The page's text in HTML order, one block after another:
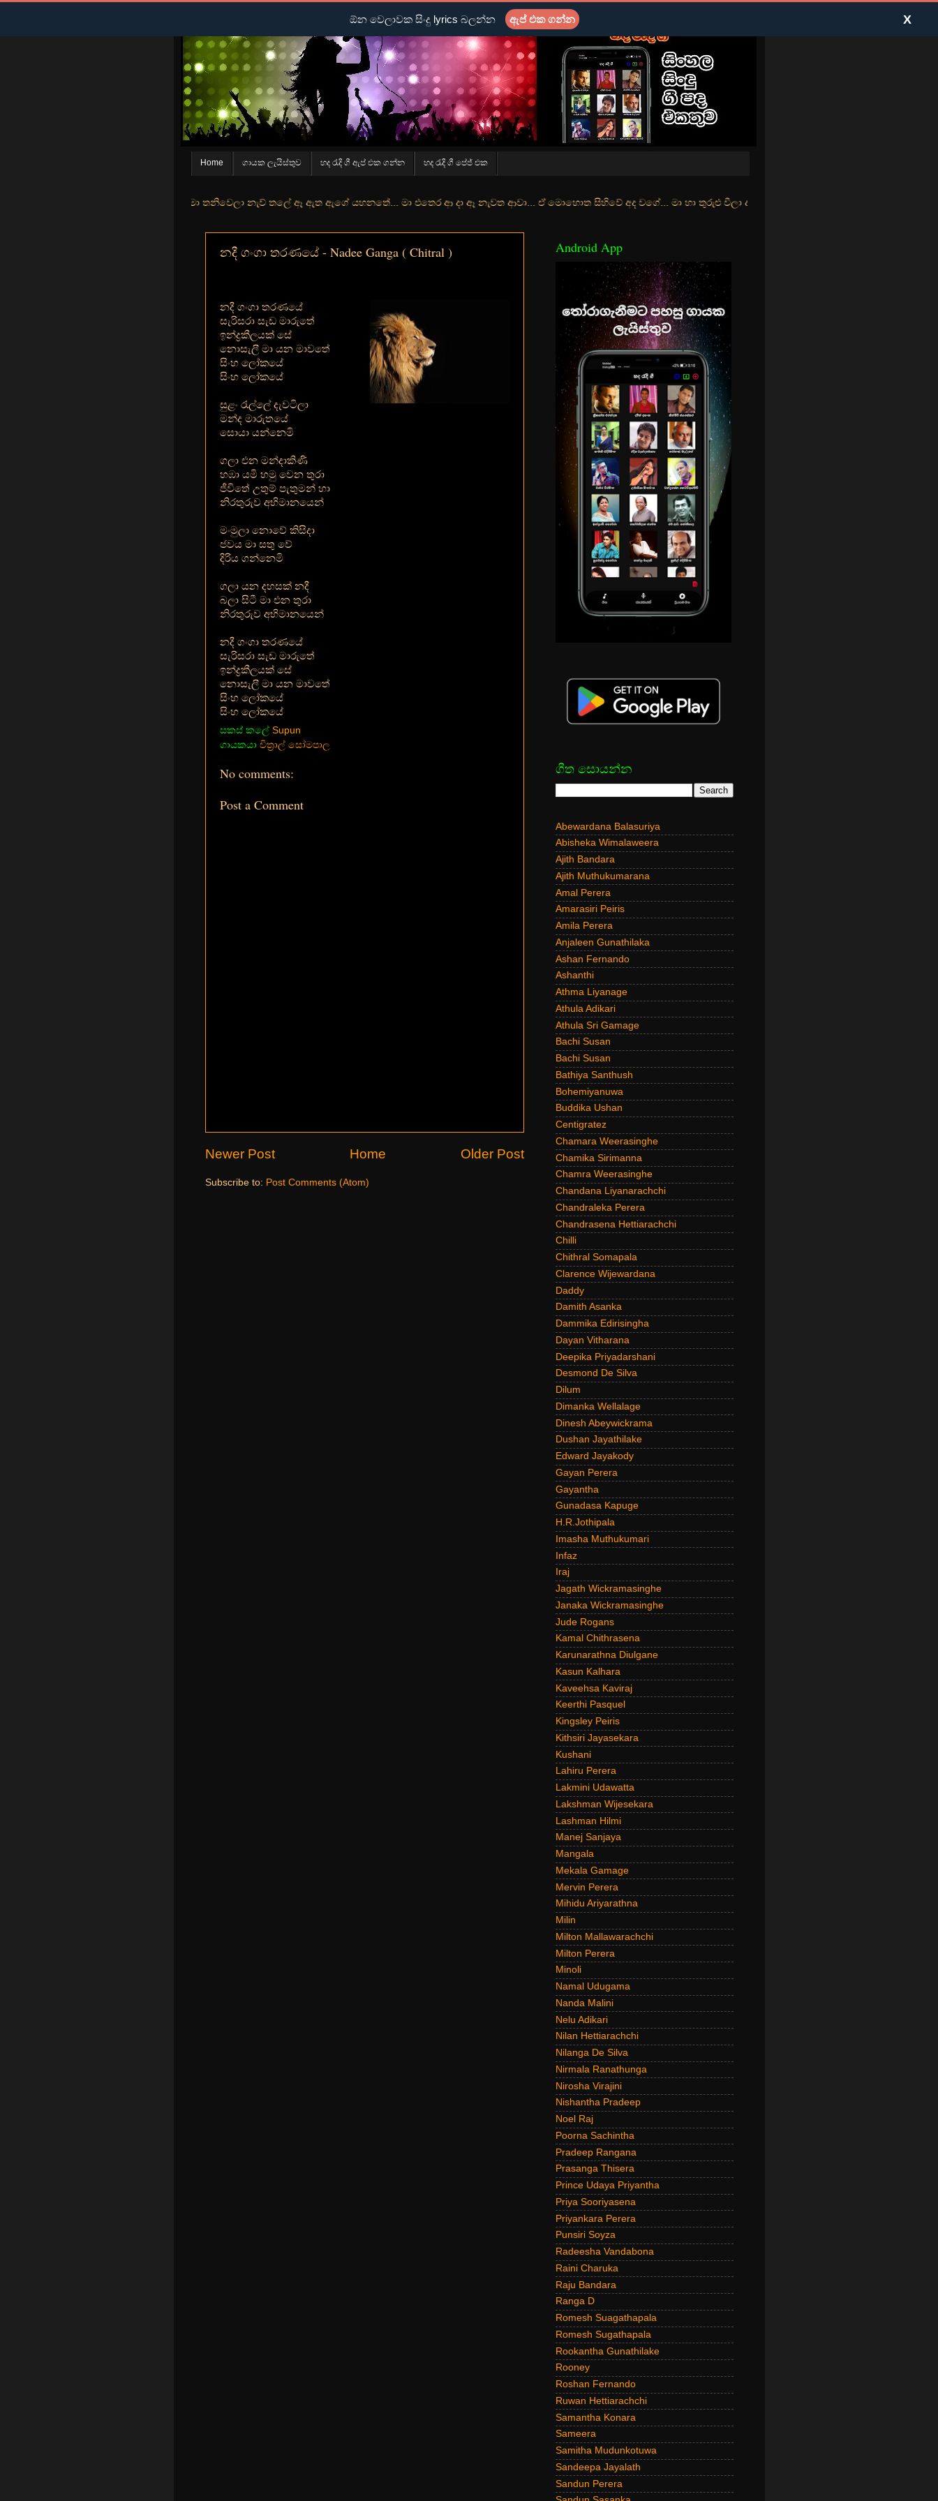
Home ගායක ලැයිස්තුව හද රැදි ගී ඇප් එක ගන්න හද රැදි ගී පේජ් එක
මුහුදු තීරේ ගල් මල් පිපුන යායේ මා තනිවෙලා නැව් තලේ ඈ ඇත ඇගේ යහනතේ... මා එතෙර ආ දා ඈ නැවත ආවා... ඒ මොහොත සිහිවේ අද වගේ... මා හා තුරුළු වීලා දෑසේ කදුළු බීලා රහසේ සුසුම් ලෑ හඩ ඇසේ... නිල්වන්
නදී ගංගා තරණයේ - Nadee Ganga ( Chitral )
නදී ගංගා තරණයේ
සැරිසරා සැඩ මාරුතේ
ඉන්ද්‍රකීලයක් සේ
නොසැලී මා යන මාවතේ
සිංහ ලෝකයේ
සිංහ ලෝකයේ
සුළං රැල්ලේ දැවටිලා
මන්ද මාරුතයේ
සොයා යන්නෙමි
ගලා එන මන්දාකිණි
හඹා යමි හමු වෙන තුරා
ජීවිතේ උතුම් පැතුමන් හා
නිරතුරුව අභිමානයෙන්
මංමුලා නොවේ කිසිදා
ජවය මා සතු වේ
දිරිය ගන්නෙමි
ගලා යන දහසක් නදී
බලා සිටී මා එන තුරා
නිරතුරුව අභිමානයෙන්
නදී ගංගා තරණයේ
සැරිසරා සැඩ මාරුතේ
ඉන්ද්‍රකීලයක් සේ
නොසැලී මා යන මාවතේ
සිංහ ලෝකයේ
සිංහ ලෝකයේ
සකස් කලේ Supun
ගායකයා චිත්‍රාල් සෝමපාල
No comments:
Post a Comment
Newer Post Older Post
Home
Subscribe to: Post Comments (Atom)
Android App
ගීත සොයන්න
Abewardana Balasuriya
Abisheka Wimalaweera
Ajith Bandara
Ajith Muthukumarana
Amal Perera
Amarasiri Peiris
Amila Perera
Anjaleen Gunathilaka
Ashan Fernando
Ashanthi
Athma Liyanage
Athula Adikari
Athula Sri Gamage
Bachi Susan
Bachi Susan
Bathiya Santhush
Bohemiyanuwa
Buddika Ushan
Centigratez
Chamara Weerasinghe
Chamika Sirimanna
Chamra Weerasinghe
Chandana Liyanarachchi
Chandraleka Perera
Chandrasena Hettiarachchi
Chilli
Chithral Somapala
Clarence Wijewardana
Daddy
Damith Asanka
Dammika Edirisingha
Dayan Vitharana
Deepika Priyadarshani
Desmond De Silva
Dilum
Dimanka Wellalage
Dinesh Abeywickrama
Dushan Jayathilake
Edward Jayakody
Gayan Perera
Gayantha
Gunadasa Kapuge
H.R.Jothipala
Imasha Muthukumari
Infaz
Iraj
Jagath Wickramasinghe
Janaka Wickramasinghe
Jude Rogans
Kamal Chithrasena
Karunarathna Diulgane
Kasun Kalhara
Kaveehsa Kaviraj
Keerthi Pasquel
Kingsley Peiris
Kithsiri Jayasekara
Kushani
Lahiru Perera
Lakmini Udawatta
Lakshman Wijesekara
Lashman Hilmi
Manej Sanjaya
Mangala
Mekala Gamage
Mervin Perera
Mihidu Ariyarathna
Milin
Milton Mallawarachchi
Milton Perera
Minoli
Namal Udugama
Nanda Malini
Nelu Adikari
Nilan Hettiarachchi
Nilanga De Silva
Nirmala Ranathunga
Nirosha Virajini
Nishantha Pradeep
Noel Raj
Poorna Sachintha
Pradeep Rangana
Prasanga Thisera
Prince Udaya Priyantha
Priya Sooriyasena
Priyankara Perera
Punsiri Soyza
Radeesha Vandabona
Raini Charuka
Raju Bandara
Ranga D
Romesh Suagathapala
Romesh Sugathapala
Rookantha Gunathilake
Rooney
Roshan Fernando
Ruwan Hettiarachchi
Samantha Konara
Sameera
Samitha Mudunkotuwa
Sandeepa Jayalath
Sandun Perera
ඕන වෙලාවක සිංදු lyrics බලන්න ඇප් එක ගන්න X